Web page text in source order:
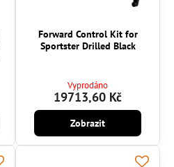
Forward Control Kit for
Sportster Drilled Black
Vyprodáno
19713,60 Kč
Zobrazit